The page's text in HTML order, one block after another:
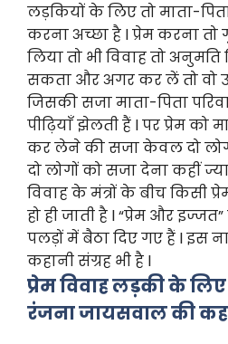
लड़कियों के लिए तो माता-
करना अच्छा है l प्रेम करना
लिया तो भी विवाह तो अनुमति
सकता और अगर कर लें तो वो
जिसकी सजा माता-पिता
पीढ़ियाँ झेलती हैं l पर प्रेम को
कर लेने की सजा केवल दो
दो लोगों को सजा देना कहीं
विवाह के मंत्रों के बीच किसी
हो ही जाती है l “प्रेम और
पलड़ों में बैठा दिए गए हैं l इस
कहानी संग्रह भी है l
प्रेम विवाह लड़की के
रंजना जायसवाल की